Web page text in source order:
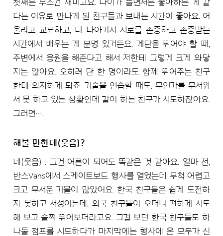
첫째는 무조건 재미고요. 나이가 들면서는 좋아하는 게 같
다는 이유로 만나게 된 친구들과 보내는 시간이 좋아요. 어
울리고 교류하고, 더 나아가서 서로를 존중하고 존중받는
시간에서 배우는 게 분명 있거든요. 계단을 뛰어야 할 때,
주변에서 응원을 해준다고 해서 저한테 그렇게 크게 와닿
지는 않아요. 오히려 단 한 명이라도 함께 뛰어주는 친구
한테 의지하게 되죠. 기술을 연습할 때도, 무언가를 무서워
서 못 하고 있는 상황인데 같이 하는 친구가 시도하잖아요.
그러면….
해볼 만한데(웃음)?
네(웃음) . 그건 어른이 되어도 똑같은 것 같아요. 얼마 전,
반스Vans에서 스케이트보드 행사를 열었는데 무척 어렵고
크고 무서운 기물이 많았어요. 한국 친구들은 쉽게 도전하
지 못하고 서성이는데, 외국 친구들이 오더니 편하게 시도
해 보고 슬쩍 뛰어보더라고요. 그걸 보던 한국 친구들도 하
나둘 점프를 시도하다가 마지막에는 행사에 온 모두가 신